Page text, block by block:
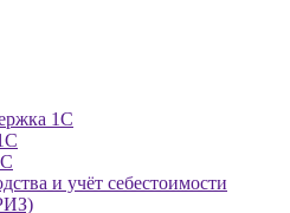
1С
и учёт себестоимости